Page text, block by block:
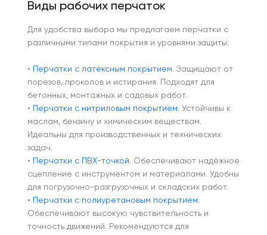
Виды рабочих перчаток
Для удобства выбора мы предлагаем перчатки с
различными типами покрытия и уровнями защиты:
• Перчатки с латексным покрытием. Защищают от
порезов, проколов и истирания. Подходят для
бетонных, монтажных и садовых работ.
•
Перчатки с нитриловым покрытием. Устойчивы к
маслам, бензину и химическим веществам.
Идеальны для производственных и технических
задач.
•
Перчатки с ПВХ-точкой. Обеспечивают надёжное
сцепление с инструментом и материалами. Удобны
для погрузочно-разгрузочных и складских работ.
•
Перчатки с полиуретановым покрытием.
Обеспечивают высокую чувствительность и
точность движений. Рекомендуются для